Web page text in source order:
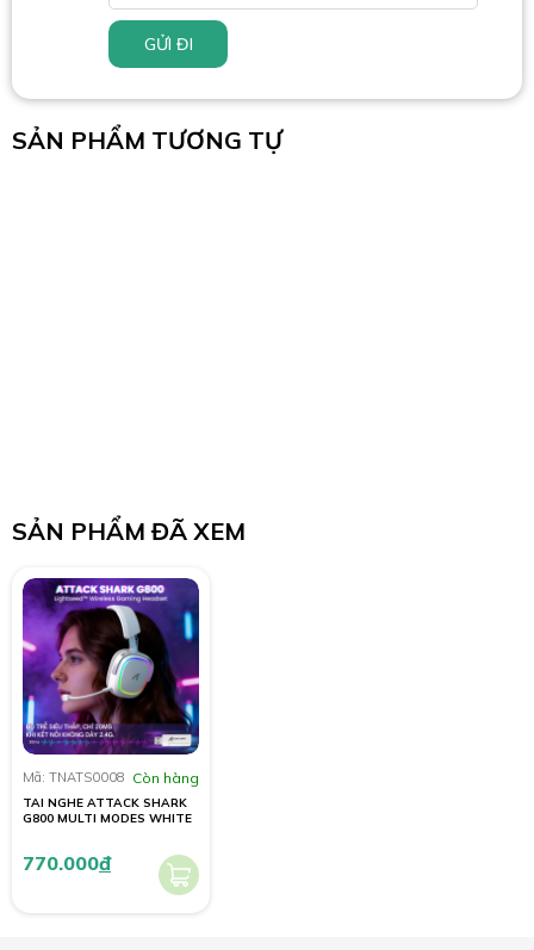
GỬI ĐI
SẢN PHẨM TƯƠNG TỰ
SẢN PHẨM ĐÃ XEM
Mã: TNATS0008 Còn hàng
TAI NGHE ATTACK SHARK
G800 MULTI MODES WHITE
770.000đ